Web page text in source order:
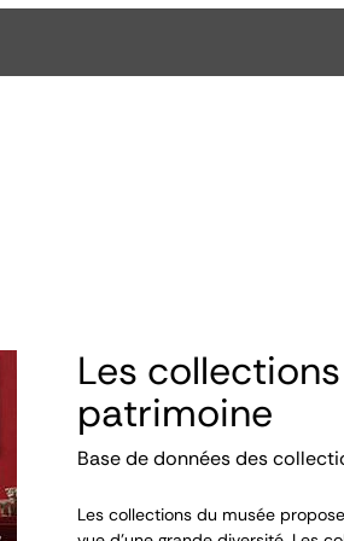
Les
patrimoine
Base de données des
Les collections du musée